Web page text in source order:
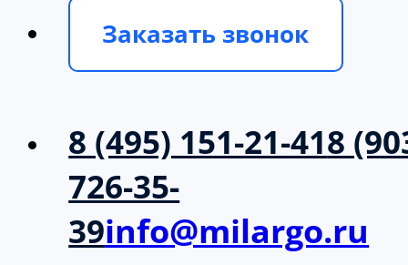
Заказать звонок
8 (495) 151-21-418
726-35-
39info@milargo.ru